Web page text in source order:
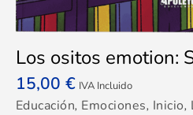
Los ositos emotion:
15,00 € IVA Incluido
Educación, Emociones, Inicio,